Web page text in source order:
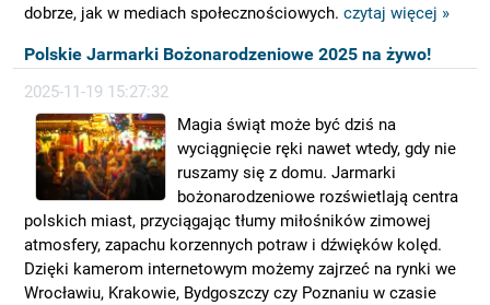
dobrze, jak w mediach społecznościowych. czytaj więcej »
Polskie Jarmarki Bożonarodzeniowe 2025 na żywo!
2025-11-19 15:27:32
Magia świąt może być dziś na
wyciągnięcie ręki nawet wtedy, gdy nie
ruszamy się z domu. Jarmarki
bożonarodzeniowe rozświetlają centra
polskich miast, przyciągając tłumy miłośników zimowej
atmosfery, zapachu korzennych potraw i dźwięków kolęd.
Dzięki kamerom internetowym możemy zajrzeć na rynki we
Wrocławiu, Krakowie, Bydgoszczy czy Poznaniu w czasie